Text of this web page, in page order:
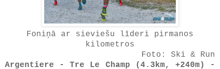
Foniņā ar sieviešu līderi pirmanos
kilometros
Foto: Ski & Run
Argentiere - Tre Le Champ (4.3km, +240m) -